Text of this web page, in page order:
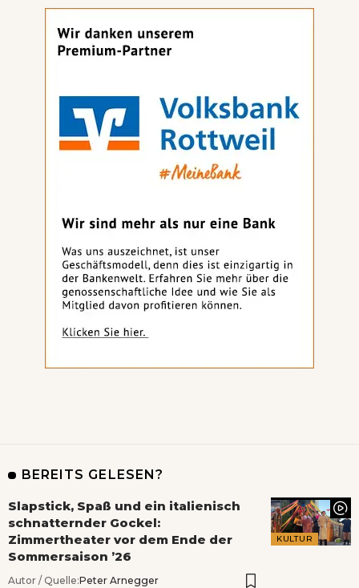
BEREITS GELESEN?
KULTUR
Slapstick, Spaß und ein italienisch
schnatternder Gockel:
Zimmertheater vor dem Ende der
Sommersaison ’26
Autor / Quelle:Peter Arnegger